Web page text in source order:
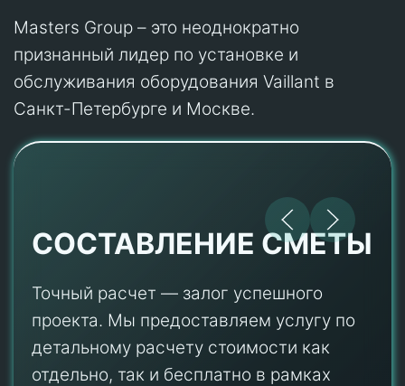
Masters Group – это неоднократно
признанный лидер по установке и
обслуживания оборудования Vaillant в
Санкт-Петербурге и Москве.
СОСТАВЛЕНИЕ СМЕТЫ
Точный расчет — залог успешного
проекта. Мы предоставляем услугу по
детальному расчету стоимости как
отдельно, так и бесплатно в рамках